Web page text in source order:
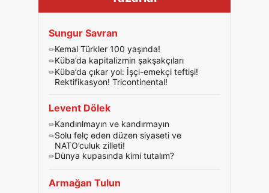
Sungur Savran
Kemal Türkler 100 yaşında!
Küba’da kapitalizmin şakşakçıları
Küba’da çıkar yol: İşçi-emekçi teftişi!
Rektifikasyon! Tricontinental!
Levent Dölek
Kandırılmayın ve kandırmayın
Solu felç eden düzen siyaseti ve
NATO’culuk zilleti!
Dünya kupasında kimi tutalım?
Armağan Tulun